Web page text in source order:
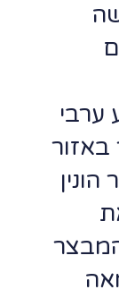
ערבי
הונין